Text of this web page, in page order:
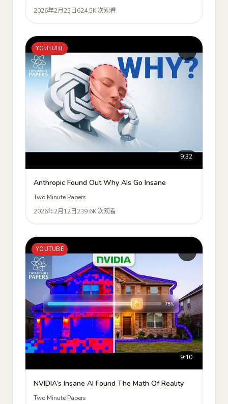
2026年2月25日 624.5K 次观看
YOUTUBE
9:32
Anthropic Found Out Why AIs Go Insane
Two Minute Papers
2026年2月12日 239.6K 次观看
YOUTUBE
9:10
NVIDIA’s Insane AI Found The Math Of Reality
Two Minute Papers